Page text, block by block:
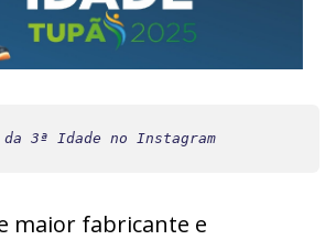
3ª Idade no Instagram
maior fabricante e